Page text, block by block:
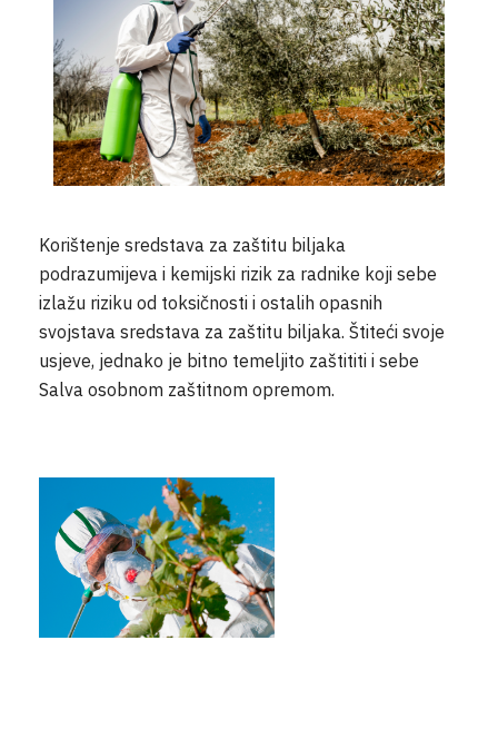
Korištenje sredstava za zaštitu biljaka
podrazumijeva i kemijski rizik za radnike koji sebe
izlažu riziku od toksičnosti i ostalih opasnih
svojstava sredstava za zaštitu biljaka. Štiteći svoje
usjeve, jednako je bitno temeljito zaštititi i sebe
Salva osobnom zaštitnom opremom.